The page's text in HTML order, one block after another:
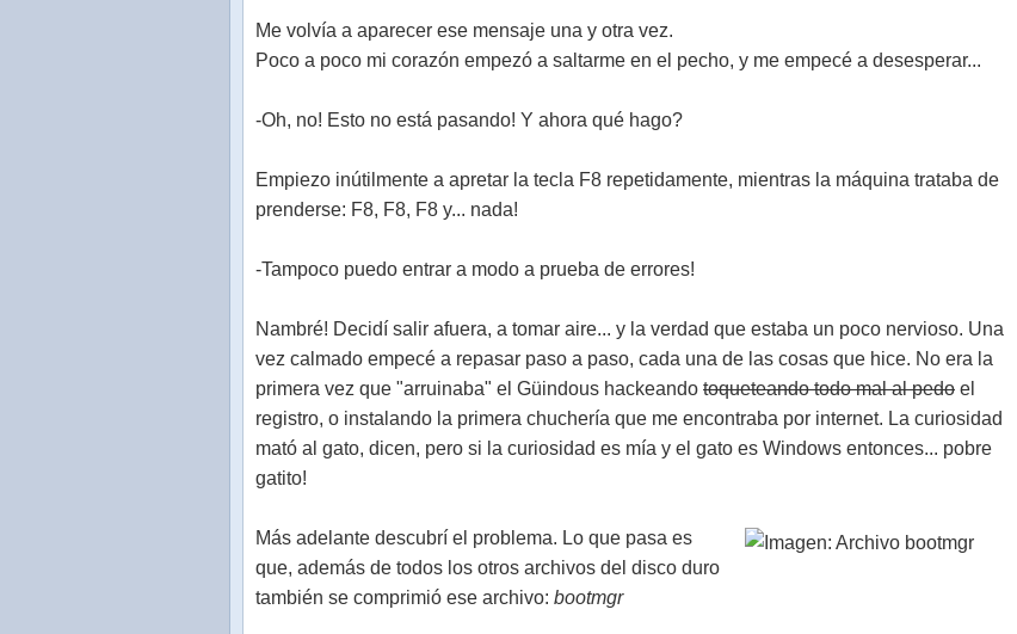
Me volvía a aparecer ese mensaje una y otra vez.
Poco a poco mi corazón empezó a saltarme en el pecho, y me empecé a desesperar...
-Oh, no! Esto no está pasando! Y ahora qué hago?
Empiezo inútilmente a apretar la tecla F8 repetidamente, mientras la máquina trataba de
prenderse: F8, F8, F8 y... nada!
-Tampoco puedo entrar a modo a prueba de errores!
Nambré! Decidí salir afuera, a tomar aire... y la verdad que estaba un poco nervioso. Una
vez calmado empecé a repasar paso a paso, cada una de las cosas que hice. No era la
primera vez que "arruinaba" el Güindous hackeando toqueteando todo mal al pedo el
registro, o instalando la primera chuchería que me encontraba por internet. La curiosidad
mató al gato, dicen, pero si la curiosidad es mía y el gato es Windows entonces... pobre
gatito!
Más adelante descubrí el problema. Lo que pasa es
que, además de todos los otros archivos del disco duro
también se comprimió ese archivo: bootmgr